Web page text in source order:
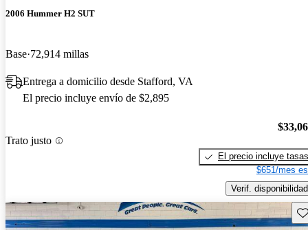
2006 Hummer H2 SUT
Base 72,914 millas
Entrega a domicilio desde Stafford, VA
El precio incluye envío de $2,895
Trato justo
El precio incluye tasas
$651/mes
Verif. disponibilidad